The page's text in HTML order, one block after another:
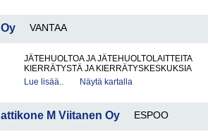
VANTAA
JÄTEHUOLTOA JA JÄTEHUOLTOLAITTEITA
KIERRÄTYSTÄ JA KIERRÄTYSKESKUKSIA
Lue lisää..
Näytä kartalla
M Viitanen Oy ESPOO